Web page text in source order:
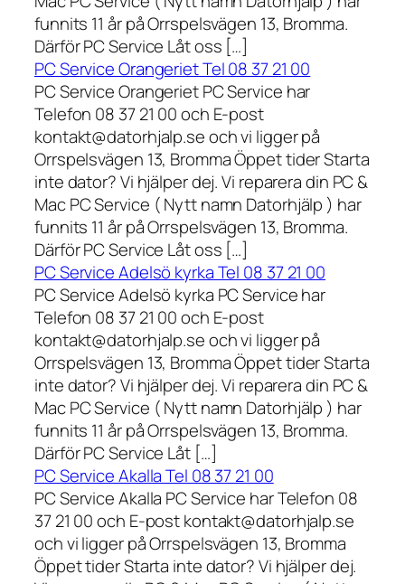
funnits 11 år på Orrspelsvägen 13, Bromma.
Därför PC Service Låt oss […]
PC Service Orangeriet Tel 08 37 21 00
PC Service Orangeriet PC Service har
Telefon 08 37 21 00 och E-post
kontakt@datorhjalp.se och vi ligger på
Orrspelsvägen 13, Bromma Öppet tider Starta
inte dator? Vi hjälper dej. Vi reparera din PC &
Mac PC Service ( Nytt namn Datorhjälp ) har
funnits 11 år på Orrspelsvägen 13, Bromma.
Därför PC Service Låt oss […]
PC Service Adelsö kyrka Tel 08 37 21 00
PC Service Adelsö kyrka PC Service har
Telefon 08 37 21 00 och E-post
kontakt@datorhjalp.se och vi ligger på
Orrspelsvägen 13, Bromma Öppet tider Starta
inte dator? Vi hjälper dej. Vi reparera din PC &
Mac PC Service ( Nytt namn Datorhjälp ) har
funnits 11 år på Orrspelsvägen 13, Bromma.
Därför PC Service Låt […]
PC Service Akalla Tel 08 37 21 00
PC Service Akalla PC Service har Telefon 08
37 21 00 och E-post kontakt@datorhjalp.se
och vi ligger på Orrspelsvägen 13, Bromma
Öppet tider Starta inte dator? Vi hjälper dej.